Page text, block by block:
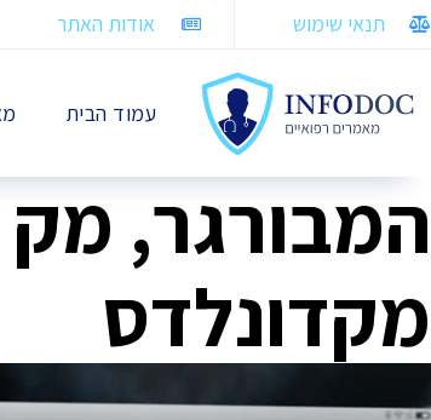
תנאי שימוש אודות האתר
עמוד הבית
המבורגר, מק
מקדונלדס